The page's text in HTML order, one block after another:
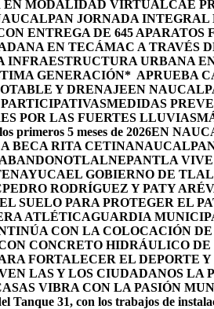
EN MODALIDAD VIRTUALCAE
JORNADA
ENTREGA DE 645
EN TECÁMAC A TRAVÉS
INFRAESTRUCTURA URBANA
GENERACIÓN* APRUEBA
Y DRENAJEEN
MEDIDAS
POR LAS FUERTES LLUVIAS
primeros 5 meses de 2026EN
BECA RITA CETINA
TLALNEPANTLA VIVE
EL GOBIERNO DE
PEDRO RODRÍGUEZ Y PATY
SUELO PARA PROTEGER EL
ATLÉTICAGUARDIA
CON LA COLOCACIÓN
CONCRETO HIDRÁULICO
FORTALECER EL DEPORTE
LAS Y LOS CIUDADANOS LA
VIBRA CON LA PASIÓN
Tanque 31, con los trabajos de